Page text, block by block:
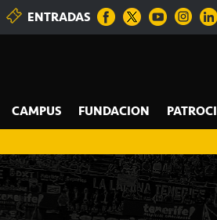
ENTRADAS
CAMPUS FUNDACION